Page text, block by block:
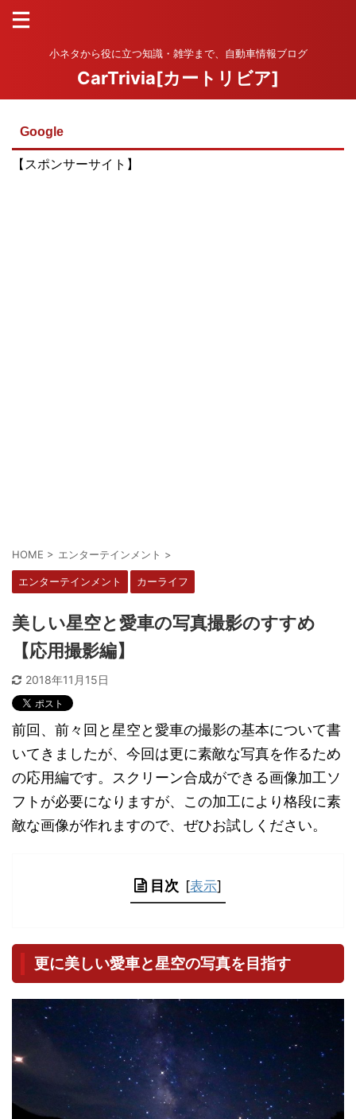
小ネタから役に立つ知識・雑学まで、自動車情報ブログ
CarTrivia[カートリビア]
Google
【スポンサーサイト】
HOME > エンターテインメント >
エンターテインメント カーライフ
美しい星空と愛車の写真撮影のすすめ
【応用撮影編】
2018年11月15日
前回、前々回と星空と愛車の撮影の基本について書
いてきましたが、今回は更に素敵な写真を作るため
の応用編です。スクリーン合成ができる画像加工ソ
フトが必要になりますが、この加工により格段に素
敵な画像が作れますので、ぜひお試しください。
目次 [表示]
更に美しい愛車と星空の写真を目指す